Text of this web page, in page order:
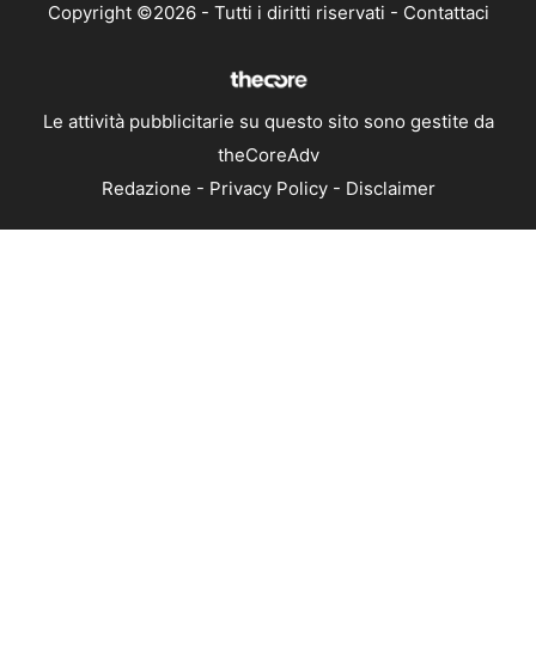
Copyright ©2026 - Tutti i diritti riservati - Contattaci
Le attività pubblicitarie su questo sito sono gestite da
theCoreAdv
Redazione - Privacy Policy- Disclaimer